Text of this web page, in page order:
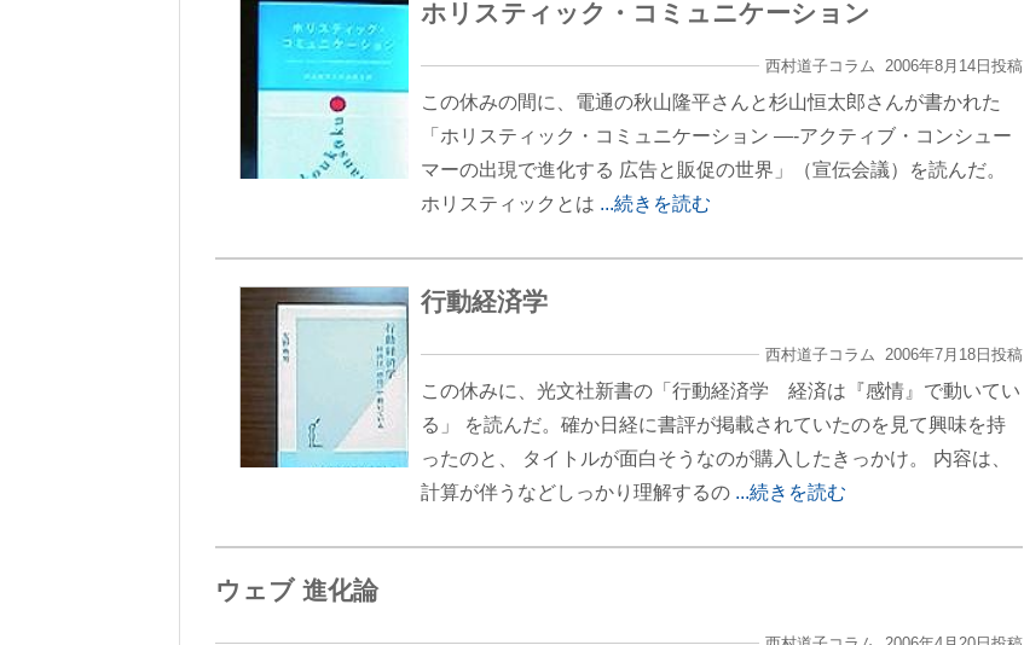
ホリスティック・コミュニケーション
西村道子コラム 2006年8月14日投稿
この休みの間に、電通の秋山隆平さんと杉山恒太郎さんが書かれた
「ホリスティック・コミュニケーション —-アクティブ・コンシュー
マーの出現で進化する 広告と販促の世界」（宣伝会議）を読んだ。
ホリスティックとは ...続きを読む
行動経済学
西村道子コラム 2006年7月18日投稿
この休みに、光文社新書の「行動経済学 経済は『感情』で動いてい
る」 を読んだ。確か日経に書評が掲載されていたのを見て興味を持
ったのと、 タイトルが面白そうなのが購入したきっかけ。 内容は、
計算が伴うなどしっかり理解するの ...続きを読む
ウェブ 進化論